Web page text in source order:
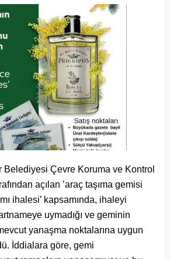
Belediyesi Çevre Koruma ve Kontrol
açılan ’araç taşıma gemisi
ihalesi’ kapsamında, ihaleyi
uymadığı ve geminin
yanaşma noktalarına uygun
İddialara göre, gemi